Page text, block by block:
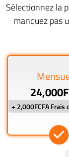
Sélectionnez la
manquez pas
+ 2,000FCFA